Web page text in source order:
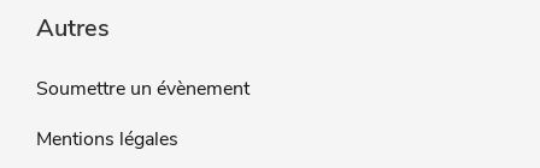
Autres
Soumettre un évènement
Mentions légales